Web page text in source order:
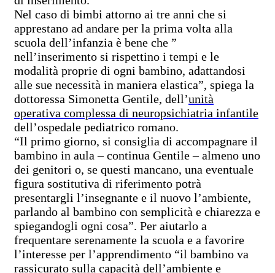
Nel caso di bimbi attorno ai tre anni che si
apprestano ad andare per la prima volta alla
scuola dell’infanzia è bene che ”
nell’inserimento si rispettino i tempi e le
modalità proprie di ogni bambino, adattandosi
alle sue necessità in maniera elastica”, spiega la
dottoressa Simonetta Gentile, dell’unità
operativa complessa di neuropsichiatria infantile
dell’ospedale pediatrico romano.
“Il primo giorno, si consiglia di accompagnare il
bambino in aula – continua Gentile – almeno uno
dei genitori o, se questi mancano, una eventuale
figura sostitutiva di riferimento potrà
presentargli l’insegnante e il nuovo l’ambiente,
parlando al bambino con semplicità e chiarezza e
spiegandogli ogni cosa”. Per aiutarlo a
frequentare serenamente la scuola e a favorire
l’interesse per l’apprendimento “il bambino va
rassicurato sulla capacità dell’ambiente e